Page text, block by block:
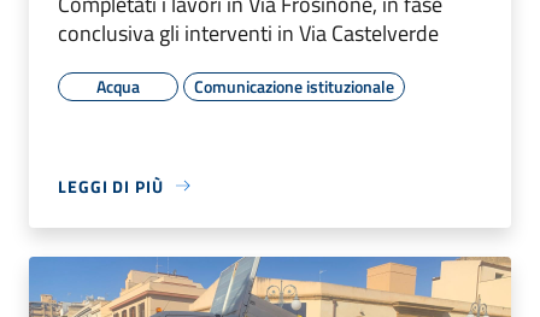
conclusiva gli interventi in Via Castelverde
Acqua Comunicazione istituzionale
LEGGI DI PIÙ